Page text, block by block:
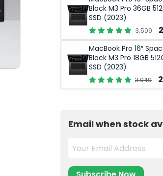
Black M3 Pro 36GB
SSD (2023)
3.509
MacBook Pro 16″
Black M3 Pro 18GB
SSD (2023)
3.049
Email when stock